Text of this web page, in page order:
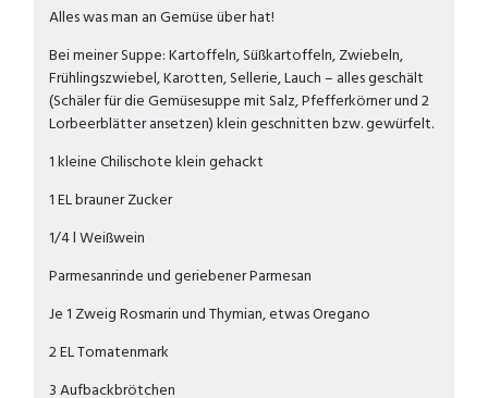
Alles was man an Gemüse über hat!
Bei meiner Suppe: Kartoffeln, Süßkartoffeln, Zwiebeln,
Frühlingszwiebel, Karotten, Sellerie, Lauch – alles geschält
(Schäler für die Gemüsesuppe mit Salz, Pfefferkörner und 2
Lorbeerblätter ansetzen) klein geschnitten bzw. gewürfelt.
1 kleine Chilischote klein gehackt
1 EL brauner Zucker
1/4 l Weißwein
Parmesanrinde und geriebener Parmesan
Je 1 Zweig Rosmarin und Thymian, etwas Oregano
2 EL Tomatenmark
3 Aufbackbrötchen